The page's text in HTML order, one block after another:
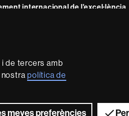
de tercers amb
nostrapolítica de
meves preferències
internacional de l'excel·lència
Autònoma de Barcelona